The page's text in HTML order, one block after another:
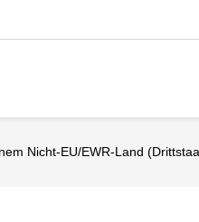
Nicht-EU/EWR-Land